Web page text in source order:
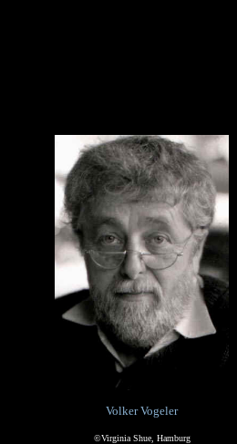
Volker Vogeler
©Virginia Shue, Hamburg